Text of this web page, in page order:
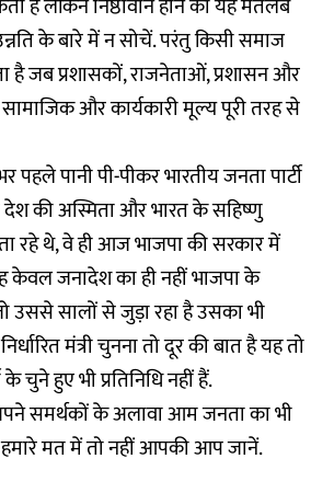
है लेकिन निष्ठावान होने का यह मतलब
के बारे में न सोचें. परंतु किसी समाज
है जब प्रशासकों, राजनेताओं, प्रशासन और
और कार्यकारी मूल्य पूरी तरह से
पहले पानी पी-पीकर भारतीय जनता पार्टी
की अस्मिता और भारत के सहिष्णु
रहे थे, वे ही आज भाजपा की सरकार में
यह केवल जनादेश का ही नहीं भाजपा के
उससे सालों से जुड़ा रहा है उसका भी
मंत्री चुनना तो दूर की बात है यह तो
के चुने हुए भी प्रतिनिधि नहीं हैं.
समर्थकों के अलावा आम जनता का भी
हमारे मत में तो नहीं आपकी आप जानें.